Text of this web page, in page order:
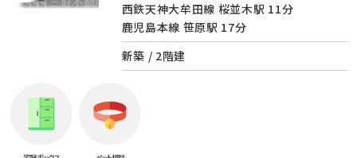
西鉄天神大牟田線 桜並木駅 11分
鹿児島本線 笹原駅 17分
新築 / 2階建